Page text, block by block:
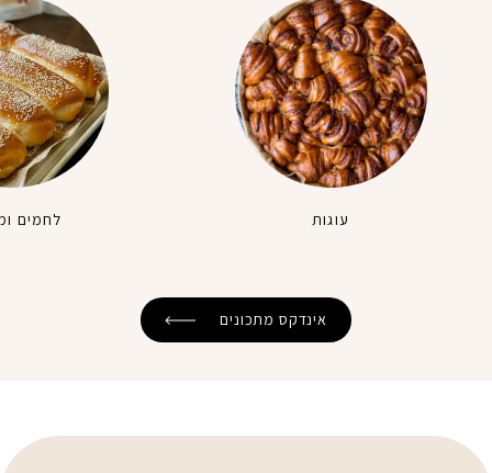
עוגות לחמים
אינדקס מתכונים